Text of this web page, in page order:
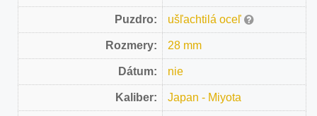
Puzdro: ušľachtilá oceľ
Rozmery: 28 mm
Dátum: nie
Kaliber: Japan - Miyota